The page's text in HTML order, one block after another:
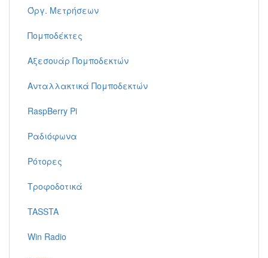
Όργ. Μετρήσεων
Πομποδέκτες
Αξεσουάρ Πομποδεκτών
Ανταλλακτικά Πομποδεκτών
RaspBerry Pi
Ραδιόφωνα
Ρότορες
Τροφοδοτικά
TASSTA
Win Radio